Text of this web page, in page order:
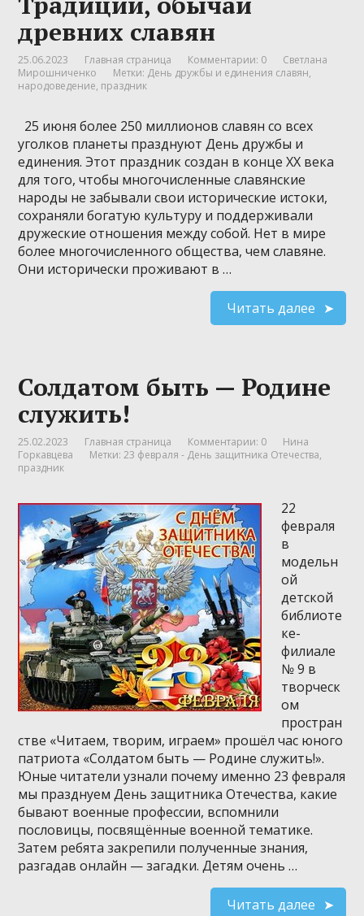
древних славян
25.06.2023 Главная страница Комментарии: 0
Светлана
Мирошниченко
Метки: День дружбы и единения славян,
народоведение, праздник
25 июня более 250 миллионов славян со всех
уголков планеты празднуют День дружбы и
единения. Этот праздник создан в конце XX века
для того, чтобы многочисленные славянские
народы не забывали свои исторические истоки,
сохраняли богатую культуру и поддерживали
дружеские отношения между собой. Нет в мире
более многочисленного общества, чем славяне.
Они исторически проживают в …
Читать далее
Солдатом быть — Родине
служить!
25.02.2023 Главная страница Комментарии: 0
Нина
Горкавцева
Метки:23 февраля - День защитника Отечества,
праздник
22
февраля
в
модельн
ой
детской
библиоте
ке-
филиале
№ 9 в
творческ
ом
простран
стве «Читаем, творим, играем» прошёл час юного
патриота «Солдатом быть — Родине служить!».
Юные читатели узнали почему именно 23 февраля
мы празднуем День защитника Отечества, какие
бывают военные профессии, вспомнили
пословицы, посвящённые военной тематике.
Затем ребята закрепили полученные знания,
разгадав онлайн — загадки. Детям очень …
Читать далее